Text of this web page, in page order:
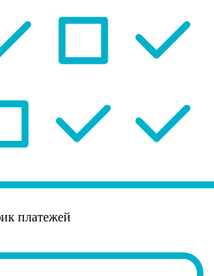
платежей